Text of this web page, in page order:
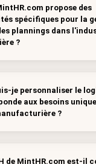
propose des
spécifiques pour la
plannings dans
?
je personnaliser le
aux besoins
?
de MintHR.com est-il